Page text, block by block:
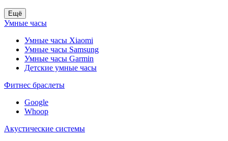
Ещё
Умные часы
Умные часы Xiaomi
Умные часы Samsung
Умные часы Garmin
Детские умные часы
Фитнес браслеты
Google
Whoop
Акустические системы